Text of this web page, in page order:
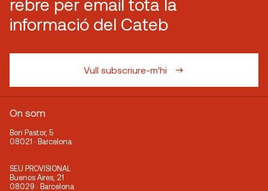
rebre per email tota la
informació del Cateb
Vull subscriure-m'hi
On som
Bon Pastor, 5
08021 · Barcelona
SEU PROVISIONAL
Buenos Aires, 21
08029 · Barcelona